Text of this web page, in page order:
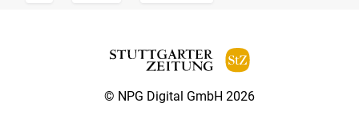
© NPG Digital GmbH 2026